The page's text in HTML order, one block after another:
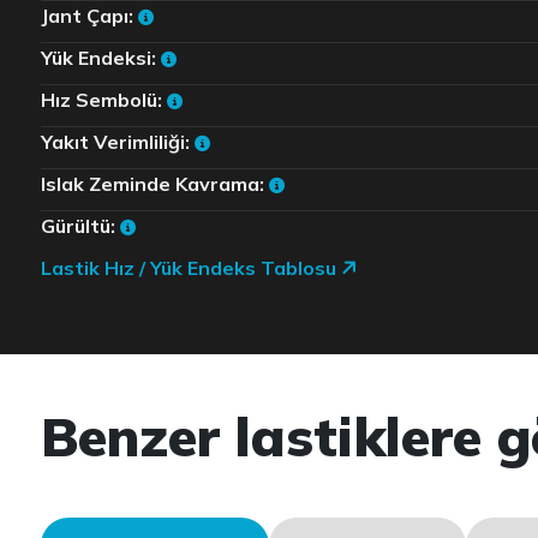
Jant Çapı:
Yük Endeksi:
Hız Sembolü:
Yakıt Verimliliği:
Islak Zeminde Kavrama:
Gürültü:
Lastik Hız / Yük Endeks Tablosu
Benzer lastiklere